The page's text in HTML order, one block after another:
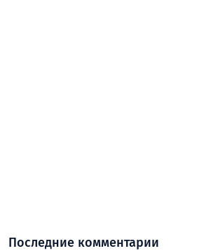
Последние комментарии